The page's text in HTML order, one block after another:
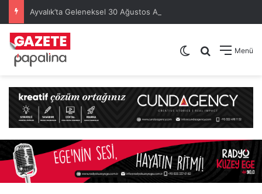
Menü
Arama yap
Dış görünümü